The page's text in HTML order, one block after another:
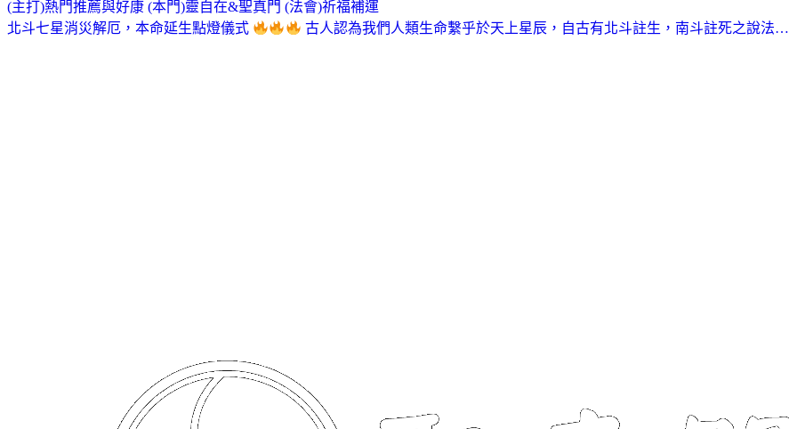
(主打)熱門推薦與好康 (本門)靈自在&聖真門 (法會)祈福補運
北斗七星消災解厄，本命延生點燈儀式
古人認為我們人類生命繫乎於天上星辰，自古有北斗註生，南斗註死之說法…